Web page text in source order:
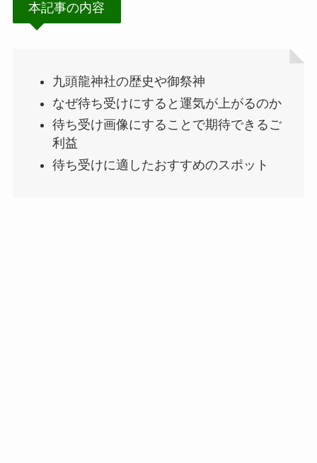
本記事の内容
九頭龍神社の歴史や御祭神
なぜ待ち受けにすると運気が上がるのか
待ち受け画像にすることで期待できるご
利益
待ち受けに適したおすすめのスポット